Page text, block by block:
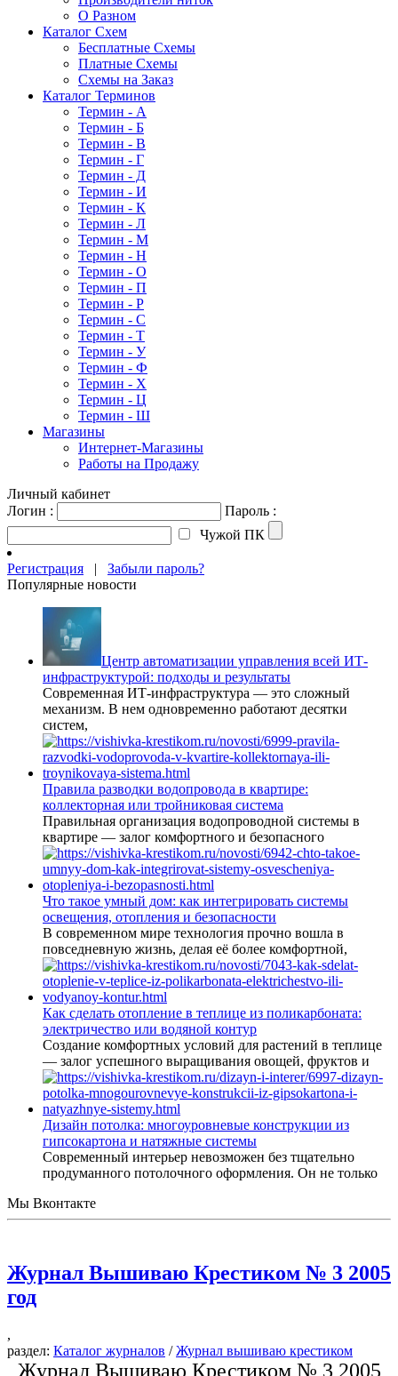
О Разном
Каталог Схем
Бесплатные Схемы
Платные Схемы
Схемы на Заказ
Каталог Терминов
Термин - А
Термин - Б
Термин - В
Термин - Г
Термин - Д
Термин - И
Термин - К
Термин - Л
Термин - М
Термин - Н
Термин - О
Термин - П
Термин - Р
Термин - С
Термин - Т
Термин - У
Термин - Ф
Термин - Х
Термин - Ц
Термин - Ш
Магазины
Интернет-Магазины
Работы на Продажу
Личный кабинет
Логин :
Пароль :
Чужой ПК
Регистрация | Забыли пароль?
Популярные новости
Центр автоматизации управления всей ИТ-
инфраструктурой: подходы и результаты
Современная ИТ-инфраструктура — это сложный
механизм. В нем одновременно работают десятки
систем,
Правила разводки водопровода в квартире:
коллекторная или тройниковая система
Правильная организация водопроводной системы в
квартире — залог комфортного и безопасного
Что такое умный дом: как интегрировать системы
освещения, отопления и безопасности
В современном мире технология прочно вошла в
повседневную жизнь, делая её более комфортной,
Как сделать отопление в теплице из поликарбоната:
электричество или водяной контур
Создание комфортных условий для растений в теплице
— залог успешного выращивания овощей, фруктов и
Дизайн потолка: многоуровневые конструкции из
гипсокартона и натяжные системы
Современный интерьер невозможен без тщательно
продуманного потолочного оформления. Он не только
Мы Вконтакте
Журнал Вышиваю Крестиком № 3 2005
год
,
раздел: Каталог журналов /Журнал вышиваю крестиком
Журнал Вышиваю Крестиком № 3 2005